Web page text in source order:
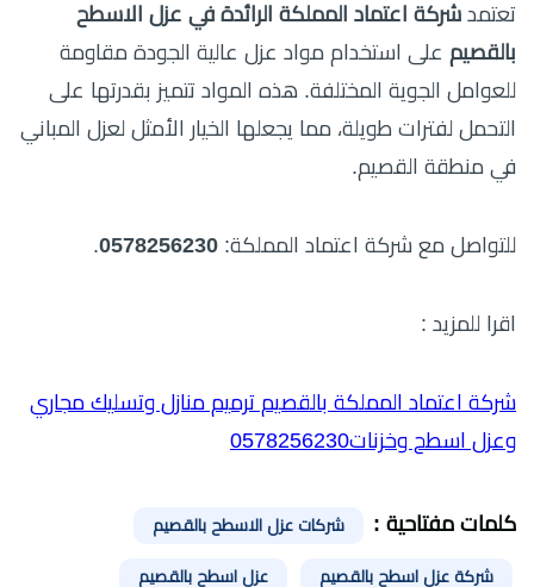
تعتمد شركة اعتماد المملكة الرائدة في عزل الاسطح
بالقصيم على استخدام مواد عزل عالية الجودة مقاومة
للعوامل الجوية المختلفة. هذه المواد تتميز بقدرتها على
التحمل لفترات طويلة، مما يجعلها الخيار الأمثل لعزل المباني
في منطقة القصيم.
للتواصل مع شركة اعتماد المملكة: 0578256230
.
اقرا للمزيد :
شركة اعتماد المملكة بالقصيم ترميم منازل وتسليك مجاري
وعزل اسطح وخزنات0578256230
كلمات مفتاحية : شركات عزل الاسطح بالقصيم
شركة عزل اسطح بالقصيم عزل اسطح بالقصيم